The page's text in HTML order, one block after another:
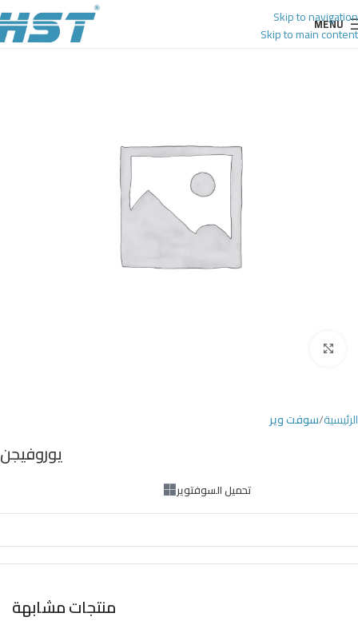
Skip to navigation
Skip to main content
MENU
الرئيسية سوفت وير
يوروفيجن
تحميل السوفتوير
منتجات مشابهة